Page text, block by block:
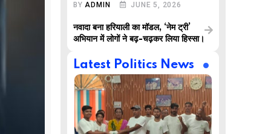
BYADMIN JUNE 5, 2026
नवादा बना हरियाली का मॉडल, ‘नेम ट्री’
अभियान में लोगों ने बढ़-चढ़कर लिया हिस्सा।
Latest Politics News